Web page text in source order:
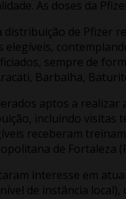
As doses da
distribuição de Pfizer
sempre de
Barbalha,
aptos a
incluindo visitas
receberam
de Fortaleza
interesse em
de instância